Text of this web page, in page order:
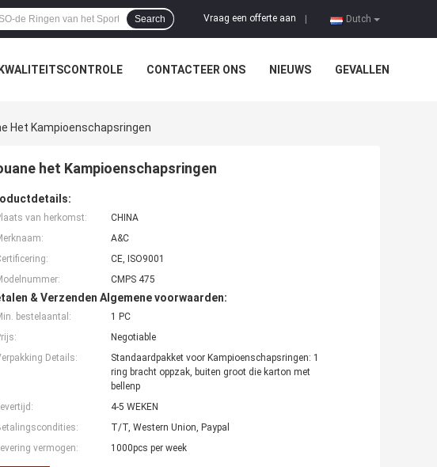
Dutch
Vraag een offerte aan
Search
KWALITEITSCONTROLE CONTACTEER ONS NIEUWS GEVALLEN
Het Kampioenschapsringen
het Kampioenschapsringen
van herkomst:
CHINA
A&C
CE, ISO9001
CMPS 475
& Verzenden Algemene voorwaarden:
bestelaantal:
1 PC
Negotiable
Details:
Standaardpakket voor Kampioenschapsringen: 1
ring bracht oppzak, buiten groot die karton met
bellenp
4-5 WEKEN
T/T, Western Union, Paypal
vermogen:
1000pcs per week